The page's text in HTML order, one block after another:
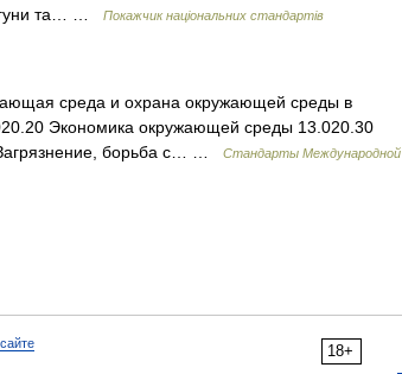
та… …
Покажчик національних стандартів
среда и охрана окружающей среды в
Экономика окружающей среды 13.020.30
борьба с… …
Стандарты Международной
18+